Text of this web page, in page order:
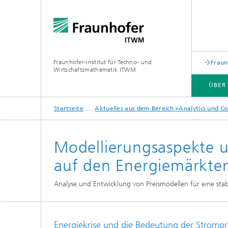
Fraunhofer-Institut für Techno- und
Wirtschaftsmathematik ITWM
ÜBER
ABTEILUNGEN UND BEREICHE
Industrial Image Learning
Aktuelles
Produkte und Dienstleistungen
Aktuelles aus dem Bereich »Analytics
ANWENDUNGSFELDER
PRESSE|AKTUELLES
Startseite Aktuelles aus dem Bereich »Analytics und
Modellierungsaspekte
auf den
Analyse und Entwicklung von Preismodellen für eine
Energiekrise und die Bedeutung der